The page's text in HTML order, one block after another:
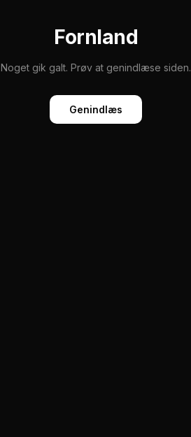
Fornland
Noget gik galt. Prøv at genindlæse siden.
Genindlæs